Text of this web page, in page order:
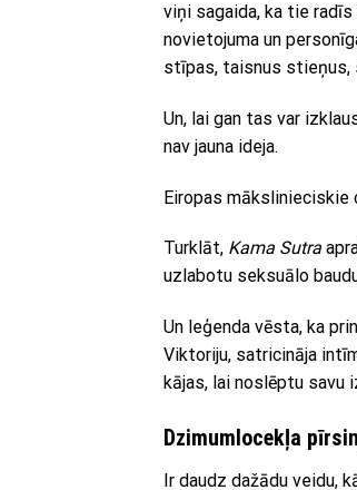
viņi sagaida, ka tie
novietojuma un
stīpas, taisnus stieņus,
Un, lai gan tas var
nav jauna ideja.
Eiropas mākslinieciskie
Turklāt, Kama Sutra
uzlabotu seksuālo
Un leģenda vēsta, ka
Viktoriju, satricināja
kājas, lai noslēptu savu
Dzimumlocekļa
Ir daudz dažādu veidu,